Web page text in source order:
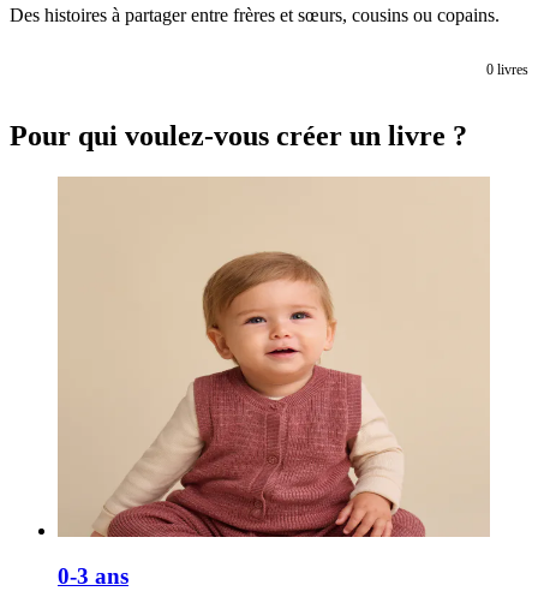
Des histoires à partager entre frères et sœurs, cousins ou copains.
0 livres
Pour qui voulez-vous créer un livre ?
0-3 ans